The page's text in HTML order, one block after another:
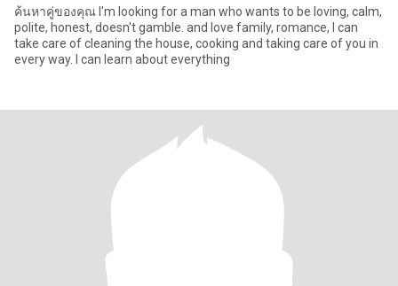
ค้นหาคู่ของคุณ I'm looking for a man who wants to be loving, calm,
polite, honest, doesn't gamble. and love family, romance, I can
take care of cleaning the house, cooking and taking care of you in
every way. I can learn about everything